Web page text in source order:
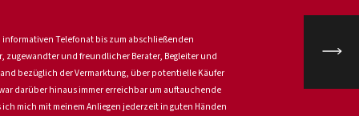
informativen Telefonat bis zum abschließenden
zugewandter und freundlicher Berater, Begleiter und
bezüglich der Vermarktung, über potentielle Käufer
darüber hinaus immer erreichbar um auftauchende
mich mit meinem Anliegen jederzeit in guten Händen